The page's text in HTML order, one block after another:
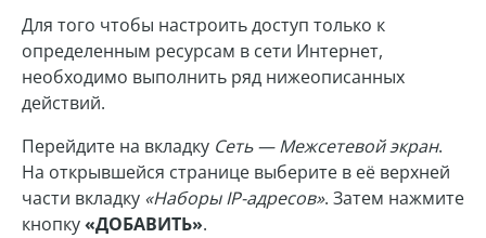
Для того чтобы настроить доступ только к
определенным ресурсам в сети Интернет,
необходимо выполнить ряд нижеописанных
действий.
Перейдите на вкладку Сеть — Межсетевой экран.
На открывшейся странице выберите в её верхней
части вкладку «Наборы IP-адресов». Затем нажмите
кнопку«ДОБАВИТЬ».